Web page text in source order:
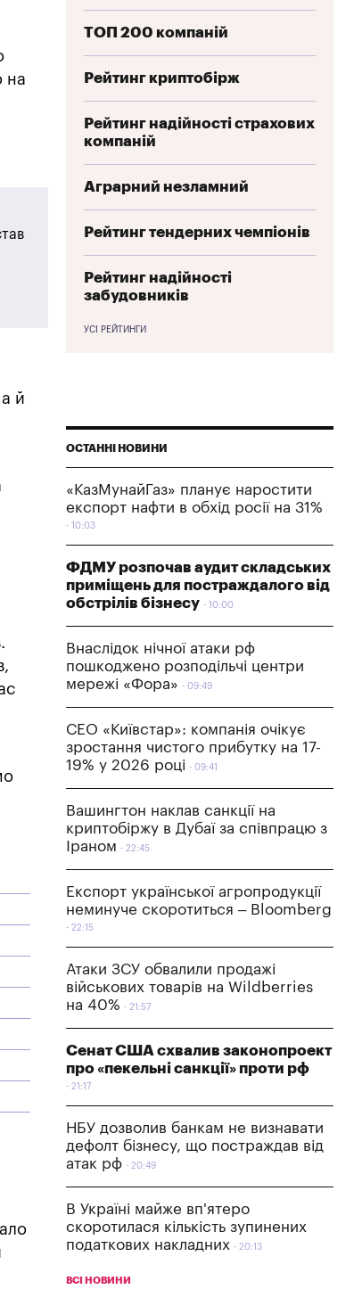
на
й
ТОП 200 компаній
Рейтинг криптобірж
Рейтинг надійності страхових
компаній
Аграрний незламний
Рейтинг тендерних чемпіонів
Рейтинг надійності
забудовників
УСІ РЕЙТИНГИ
ОСТАННІ НОВИНИ
«КазМунайГаз» планує наростити
експорт нафти в обхід росії на 31%
10:03
ФДМУ розпочав аудит складських
приміщень для постраждалого від
обстрілів бізнесу
10:00
Внаслідок нічної атаки рф
пошкоджено розподільчі центри
мережі «Фора»
09:49
СЕО «Київстар»: компанія очікує
зростання чистого прибутку на 17-
19% у 2026 році
09:41
Вашингтон наклав санкції на
криптобіржу в Дубаї за співпрацю з
Іраном
22:45
Експорт української агропродукції
неминуче скоротиться – Bloomberg
22:15
Атаки ЗСУ обвалили продажі
військових товарів на Wildberries
на 40%
21:57
Сенат США схвалив законопроект
про «пекельні санкції» проти рф
21:17
НБУ дозволив банкам не визнавати
дефолт бізнесу, що постраждав від
атак рф
20:49
В Україні майже вп'ятеро
скоротилася кількість зупинених
податкових накладних
20:13
ВСІ НОВИНИ